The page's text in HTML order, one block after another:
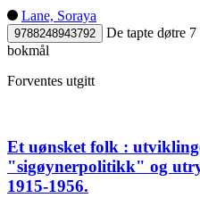
Lane, Soraya
9788248943792 De tapte døtre 7
bokmål
Forventes utgitt
Et uønsket folk :
"sigøynerpolitikk" og
1915-1956.